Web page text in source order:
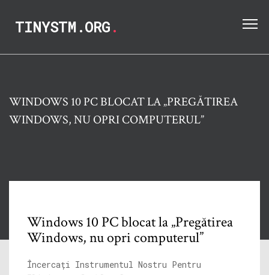
TINYSTM.ORG.
WINDOWS 10 PC BLOCAT LA „PREGĂTIREA
WINDOWS, NU OPRI COMPUTERUL”
Windows 10 PC blocat la „Pregătirea
Windows, nu opri computerul”
Încercați Instrumentul Nostru Pentru